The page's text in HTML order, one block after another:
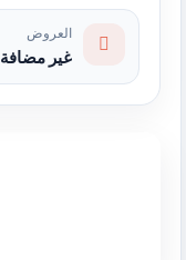
العروض
غير مضافة